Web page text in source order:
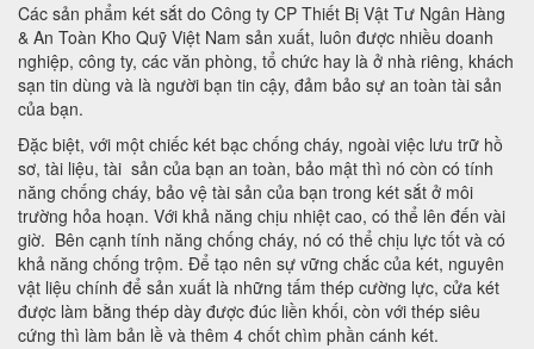
Các sản phẩm két sắt do Công ty CP Thiết Bị Vật Tư Ngân Hàng
& An Toàn Kho Quỹ Việt Nam sản xuất, luôn được nhiều doanh
nghiệp, công ty, các văn phòng, tổ chức hay là ở nhà riêng, khách
sạn tin dùng và là người bạn tin cậy, đảm bảo sự an toàn tài sản
của bạn.
Đặc biệt, với một chiếc két bạc chống cháy, ngoài việc lưu trữ hồ
sơ, tài liệu, tài sản của bạn an toàn, bảo mật thì nó còn có tính
năng chống cháy, bảo vệ tài sản của bạn trong két sắt ở môi
trường hỏa hoạn. Với khả năng chịu nhiệt cao, có thể lên đến vài
giờ. Bên cạnh tính năng chống cháy, nó có thể chịu lực tốt và có
khả năng chống trộm. Để tạo nên sự vững chắc của két, nguyên
vật liệu chính để sản xuất là những tấm thép cường lực, cửa két
được làm bằng thép dày được đúc liền khối, còn với thép siêu
cứng thì làm bản lề và thêm 4 chốt chìm phần cánh két.